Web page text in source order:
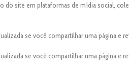
site em plataformas de mídia social,
se você compartilhar uma página e
se você compartilhar uma página e